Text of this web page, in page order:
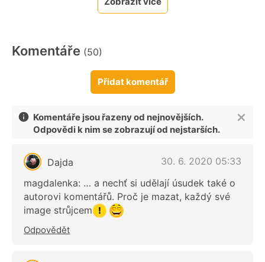
Komentáře (50)
Přidat komentář
Komentáře jsou řazeny od nejnovějších.
Odpovědi k nim se zobrazují od nejstarších.
Dajda
30. 6. 2020 05:33
magdalenka: … a nechť si udělají úsudek také o
autorovi komentářů. Proč je mazat, každý své
image strůjcem
Odpovědět